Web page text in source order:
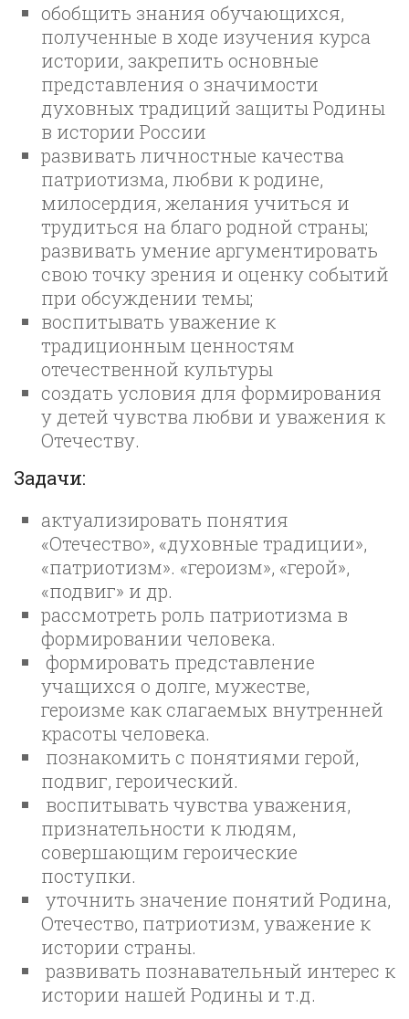
обобщить знания обучающихся,
полученные в ходе изучения курса
истории, закрепить основные
представления о значимости
духовных традиций защиты Родины
в истории России
развивать личностные качества
патриотизма, любви к родине,
милосердия, желания учиться и
трудиться на благо родной страны;
развивать умение аргументировать
свою точку зрения и оценку событий
при обсуждении темы;
воспитывать уважение к
традиционным ценностям
отечественной культуры
создать условия для формирования
у детей чувства любви и уважения к
Отечеству.
Задачи:
актуализировать понятия
«Отечество», «духовные традиции»,
«патриотизм». «героизм», «герой»,
«подвиг» и др.
рассмотреть роль патриотизма в
формировании человека.
формировать представление
учащихся о долге, мужестве,
героизме как слагаемых внутренней
красоты человека.
познакомить с понятиями герой,
подвиг, героический.
воспитывать чувства уважения,
признательности к людям,
совершающим героические
поступки.
уточнить значение понятий Родина,
Отечество, патриотизм, уважение к
истории страны.
развивать познавательный интерес к
истории нашей Родины и т.д.